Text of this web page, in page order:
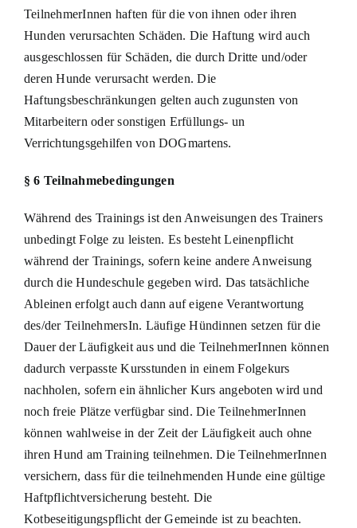
TeilnehmerInnen haften für die von ihnen oder ihren
Hunden verursachten Schäden. Die Haftung wird auch
ausgeschlossen für Schäden, die durch Dritte und/oder
deren Hunde verursacht werden. Die
Haftungsbeschränkungen gelten auch zugunsten von
Mitarbeitern oder sonstigen Erfüllungs- un
Verrichtungsgehilfen von DOGmartens.
§ 6 Teilnahmebedingungen
Während des Trainings ist den Anweisungen des Trainers
unbedingt Folge zu leisten. Es besteht Leinenpflicht
während der Trainings, sofern keine andere Anweisung
durch die Hundeschule gegeben wird. Das tatsächliche
Ableinen erfolgt auch dann auf eigene Verantwortung
des/der TeilnehmersIn. Läufige Hündinnen setzen für die
Dauer der Läufigkeit aus und die TeilnehmerInnen können
dadurch verpasste Kursstunden in einem Folgekurs
nachholen, sofern ein ähnlicher Kurs angeboten wird und
noch freie Plätze verfügbar sind. Die TeilnehmerInnen
können wahlweise in der Zeit der Läufigkeit auch ohne
ihren Hund am Training teilnehmen. Die TeilnehmerInnen
versichern, dass für die teilnehmenden Hunde eine gültige
Haftpflichtversicherung besteht. Die
Kotbeseitigungspflicht der Gemeinde ist zu beachten.